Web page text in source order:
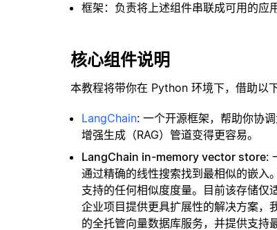
框架：负责将上述组件串联成可用的应用
核心组件说明
本教程将带你在 Python 环境下，借助以
LangChain: 一个开源框架，帮助你协
增强生成（RAG）管道变得更容易。
LangChain in-memory vector store:
通过精确的线性搜索找到最相似的嵌
支持的任何相似度度量。目前该存储
企业项目提供更具扩展性的解决方案，
的全托管向量数据库服务，并提供支持